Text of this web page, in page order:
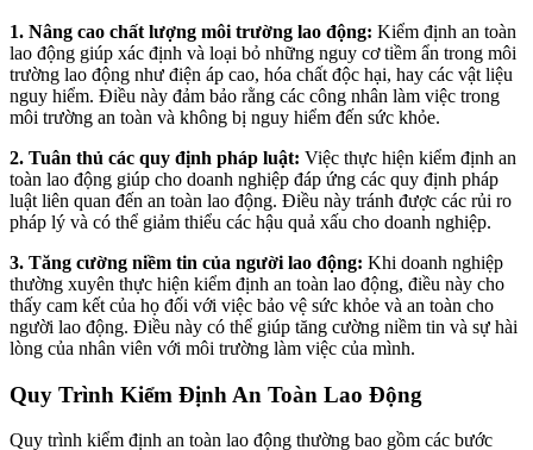
1. Nâng cao chất lượng môi trường lao động: Kiểm định an toàn
lao động giúp xác định và loại bỏ những nguy cơ tiềm ẩn trong môi
trường lao động như điện áp cao, hóa chất độc hại, hay các vật liệu
nguy hiểm. Điều này đảm bảo rằng các công nhân làm việc trong
môi trường an toàn và không bị nguy hiểm đến sức khỏe.
2. Tuân thủ các quy định pháp luật: Việc thực hiện kiểm định an
toàn lao động giúp cho doanh nghiệp đáp ứng các quy định pháp
luật liên quan đến an toàn lao động. Điều này tránh được các rủi ro
pháp lý và có thể giảm thiểu các hậu quả xấu cho doanh nghiệp.
3. Tăng cường niềm tin của người lao động: Khi doanh nghiệp
thường xuyên thực hiện kiểm định an toàn lao động, điều này cho
thấy cam kết của họ đối với việc bảo vệ sức khỏe và an toàn cho
người lao động. Điều này có thể giúp tăng cường niềm tin và sự hài
lòng của nhân viên với môi trường làm việc của mình.
Quy Trình Kiểm Định An Toàn Lao Động
Quy trình kiểm định an toàn lao động thường bao gồm các bước